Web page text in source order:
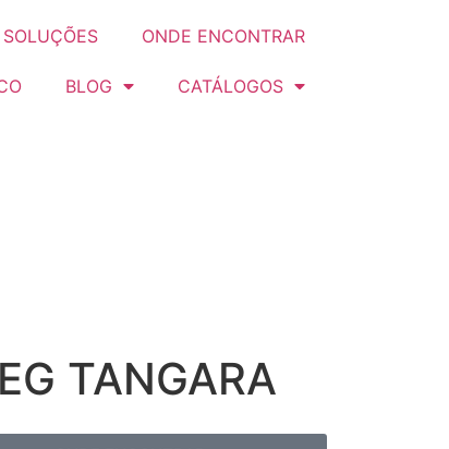
SOLUÇÕES ONDE ENCONTRAR
BLOG CATÁLOGOS
TANGARA